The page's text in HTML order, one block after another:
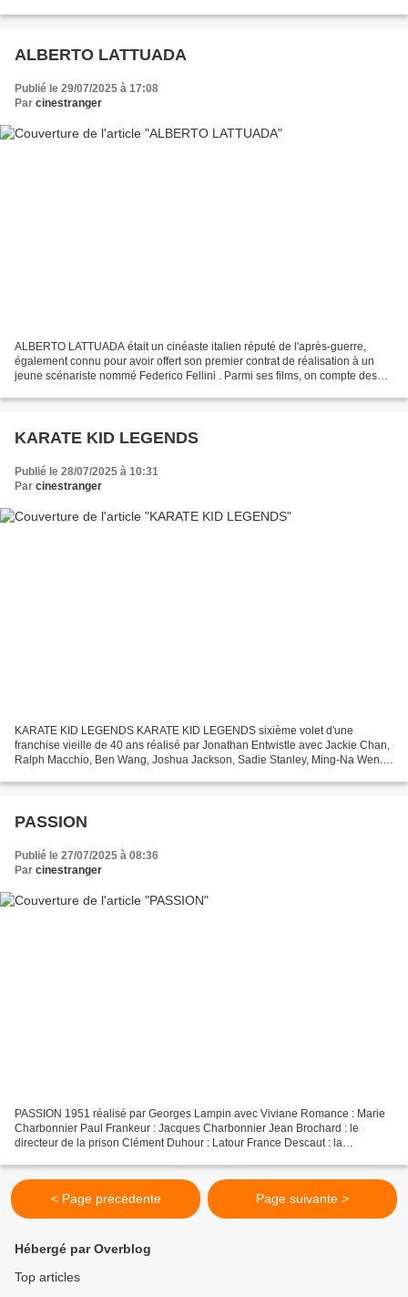
ALBERTO LATTUADA
Publié le 29/07/2025 à 17:08
Par cinestranger
ALBERTO LATTUADA était un cinéaste italien réputé de l'après-guerre,
également connu pour avoir offert son premier contrat de réalisation à un
jeune scénariste nommé Federico Fellini . Parmi ses films, on compte des
KARATE KID LEGENDS
Publié le 28/07/2025 à 10:31
Par cinestranger
KARATE KID LEGENDS KARATE KID LEGENDS sixième volet d'une
franchise vieille de 40 ans réalisé par Jonathan Entwistle avec Jackie Chan,
Ralph Macchio, Ben Wang, Joshua Jackson, Sadie Stanley, Ming-Na Wen.
PASSION
Publié le 27/07/2025 à 08:36
Par cinestranger
PASSION 1951 réalisé par Georges Lampin avec Viviane Romance : Marie
Charbonnier Paul Frankeur : Jacques Charbonnier Jean Brochard : le
directeur de la prison Clément Duhour : Latour France Descaut : la
< Page précédente Page suivante >
Hébergé par Overblog
Top articles